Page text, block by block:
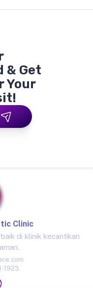
& Get
Your
Clinic
di klinik kecantikan
1923